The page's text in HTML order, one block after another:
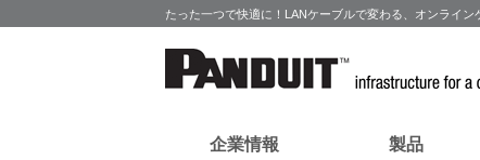
たった一つで快適に！LANケーブルで変わる、オンライ
企業情報 製品